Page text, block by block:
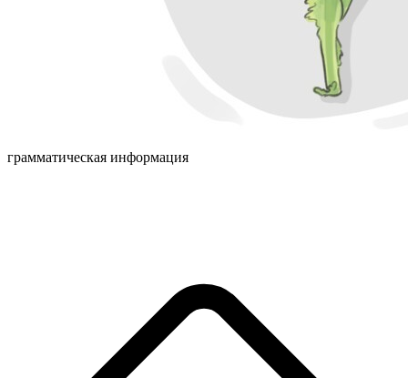
грамматическая информация